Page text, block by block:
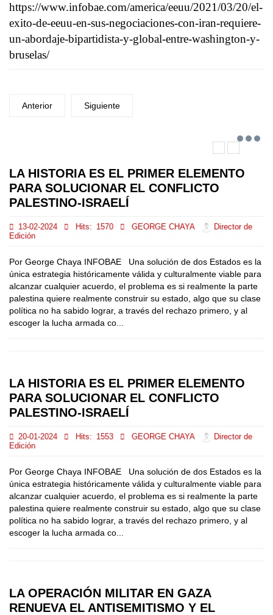
https://www.infobae.com/america/eeuu/2021/03/20/el-
exito-de-eeuu-en-sus-negociaciones-con-iran-requiere-
un-abordaje-bipartidista-y-global-entre-washington-y-
bruselas/
Anterior Siguiente
LA HISTORIA ES EL PRIMER ELEMENTO
PARA SOLUCIONAR EL CONFLICTO
PALESTINO-ISRAELÍ
13-02-2024 Hits: 1570 GEORGE CHAYA
Director de
Edición
Por George Chaya INFOBAE Una solución de dos Estados es la
única estrategia históricamente válida y culturalmente viable para
alcanzar cualquier acuerdo, el problema es si realmente la parte
palestina quiere realmente construir su estado, algo que su clase
política no ha sabido lograr, a través del rechazo primero, y al
escoger la lucha armada co...
LA HISTORIA ES EL PRIMER ELEMENTO
PARA SOLUCIONAR EL CONFLICTO
PALESTINO-ISRAELÍ
20-01-2024 Hits: 1553 GEORGE CHAYA
Director de
Edición
Por George Chaya INFOBAE Una solución de dos Estados es la
única estrategia históricamente válida y culturalmente viable para
alcanzar cualquier acuerdo, el problema es si realmente la parte
palestina quiere realmente construir su estado, algo que su clase
política no ha sabido lograr, a través del rechazo primero, y al
escoger la lucha armada co...
LA OPERACIÓN MILITAR EN GAZA
RENUEVA EL ANTISEMITISMO Y EL